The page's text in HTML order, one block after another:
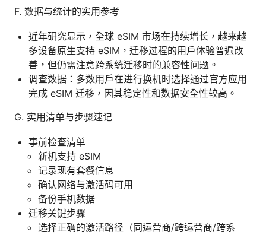
F. 数据与统计的实用参考
近年研究显示，全球 eSIM 市场在持续增长，越来越
多设备原生支持 eSIM，迁移过程的用户体验普遍改
善，但仍需注意跨系统迁移时的兼容性问题。
调查数据：多数用户在进行换机时选择通过官方应用
完成 eSIM 迁移，因其稳定性和数据安全性较高。
G. 实用清单与步骤速记
事前检查清单
新机支持 eSIM
记录现有套餐信息
确认网络与激活码可用
备份手机数据
迁移关键步骤
选择正确的激活路径（同运营商/跨运营商/跨系